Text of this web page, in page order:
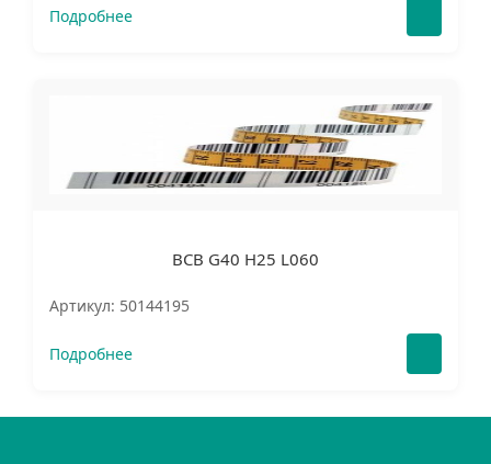
Подробнее
BCB G40 H25 L060
Артикул: 50144195
Подробнее